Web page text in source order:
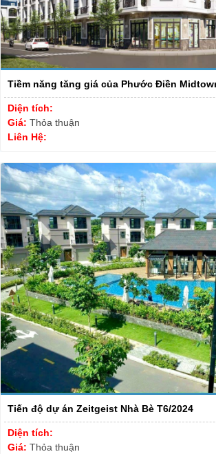
Tiềm năng tăng giá của Phước Điền
Diện tích:
Giá: Thỏa thuận
Liên Hệ:
Tiến độ dự án Zeitgeist Nhà Bè T6/2024
Diện tích:
Giá: Thỏa thuận